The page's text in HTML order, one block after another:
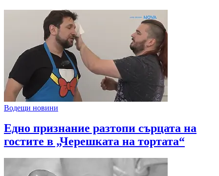
Водещи новини
Едно признание разтопи сърцата на
гостите в „Черешката на тортата“